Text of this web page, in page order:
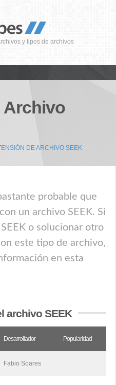
y tipos de archivos
Archivo
DE ARCHIVO SEEK
probable que
un archivo SEEK. Si
o solucionar otro
este tipo de archivo,
en esta
archivo SEEK
Desarrollador Popularidad
Fabio Soares